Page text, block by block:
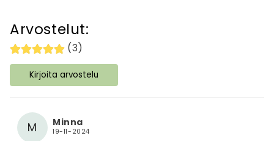
t
ä
v
ä
s
ä
Arvostelut:
(3)
Kirjoita arvostelu
M Minna
19-11-2024